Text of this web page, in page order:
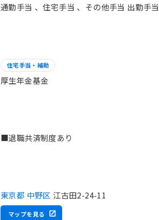
通勤手当 、住宅手当 、その他手当 出勤手当
住宅手当・補助
厚生年金基金
■退職共済制度あり
東京都 中野区 江古田2-24-11
マップを見る